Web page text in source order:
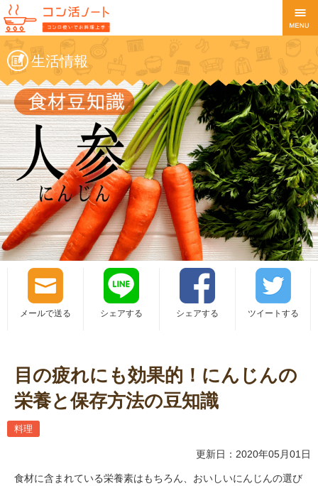
生活情報
メールで送る シェアする シェアする ツイートする
目の疲れにも効果的！にんじんの
栄養と保存方法の豆知識
料理
更新日：2020年05月01日
食材に含まれている栄養素はもちろん、おいしいにんじんの選び